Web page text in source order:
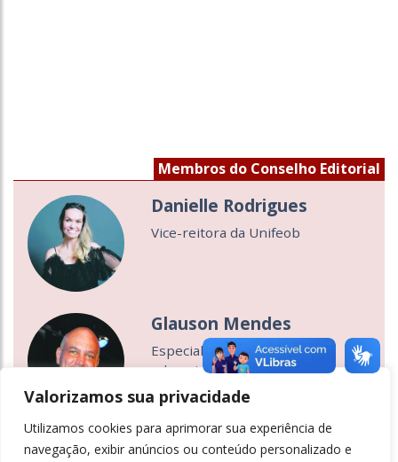
Valorizamos sua privacidade
Utilizamos cookies para aprimorar sua experiência de
navegação, exibir anúncios ou conteúdo personalizado e
Membros do Conselho Editorial
Danielle Rodrigues
Vice-reitora da Unifeob
Glauson Mendes
Especialista em marketing
educacional
Previous Next